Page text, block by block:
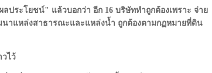
ประโยชน์" แล้วบอกว่า อีก 16 บริษัททำถูกต้องเพราะ จ่าย
าแหล่งสาธารณะและแหล่งน้ำ ถูกต้องตามกฏหมายที่ดิน
ไว้